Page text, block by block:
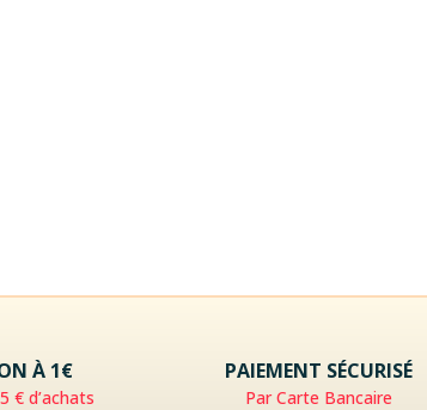
À 1€
€ d’achats
PAIEMENT SÉCURISÉ
Par Carte Bancaire